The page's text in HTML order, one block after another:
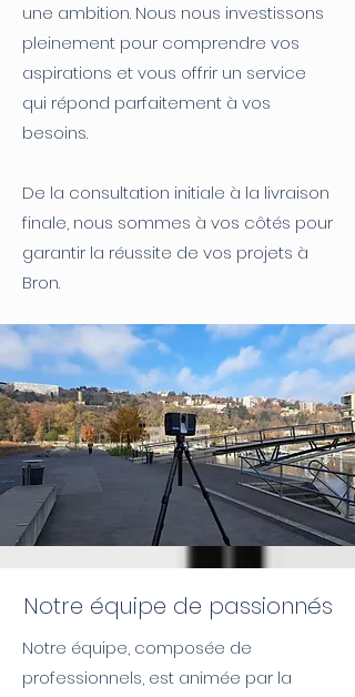
une ambition. Nous nous investissons
pleinement pour comprendre vos
aspirations et vous offrir un service
qui répond parfaitement à vos
besoins.
De la consultation initiale à la livraison
finale, nous sommes à vos côtés pour
garantir la réussite de vos projets à
Bron.
Notre équipe de passionnés
Notre équipe, composée de
professionnels, est animée par la